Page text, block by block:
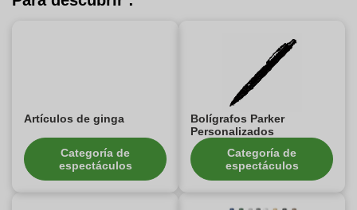
Artículos de ginga
Categoría de
espectáculos
Bolígrafos Parker
Personalizados
Categoría de
espectáculos